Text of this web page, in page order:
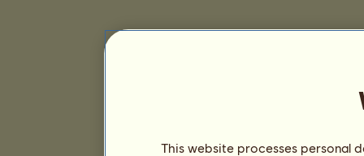
This website processes personal